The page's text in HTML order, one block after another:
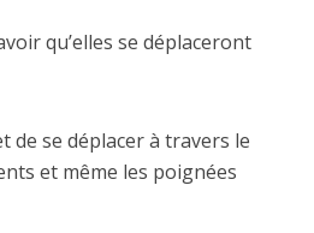
qu’elles se déplaceront
de se déplacer à travers le
et même les poignées